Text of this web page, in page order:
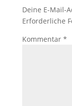
Deine E-Mail-
Erforderliche
Kommentar *